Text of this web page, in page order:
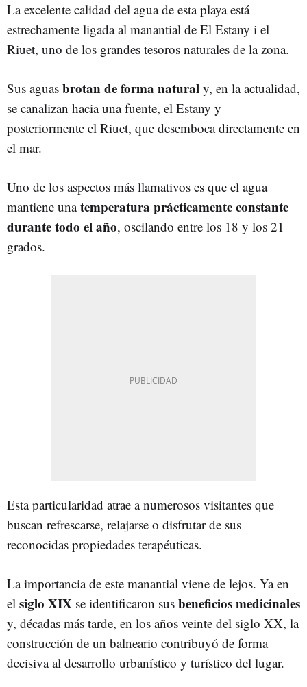
La excelente calidad del agua de esta playa está
estrechamente ligada al manantial de El Estany i el
Riuet, uno de los grandes tesoros naturales de la zona.
Sus aguas brotan de forma natural y, en la actualidad,
se canalizan hacia una fuente, el Estany y
posteriormente el Riuet, que desemboca directamente en
el mar.
Uno de los aspectos más llamativos es que el agua
mantiene unatemperatura prácticamente constante
durante todo el año, oscilando entre los 18 y los 21
grados.
Esta particularidad atrae a numerosos visitantes que
buscan refrescarse, relajarse o disfrutar de sus
reconocidas propiedades terapéuticas.
La importancia de este manantial viene de lejos. Ya en
el siglo XIX se identificaron sus beneficios medicinales
y, décadas más tarde, en los años veinte del siglo XX, la
construcción de un balneario contribuyó de forma
decisiva al desarrollo urbanístico y turístico del lugar.